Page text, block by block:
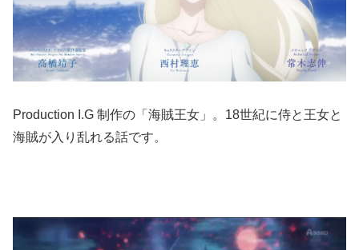
Production I.G 制作の「海賊王女」。18世紀に侍と王女と
海賊が入り乱れる話です。